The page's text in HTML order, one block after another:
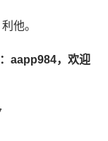
他。
aapp984，欢迎